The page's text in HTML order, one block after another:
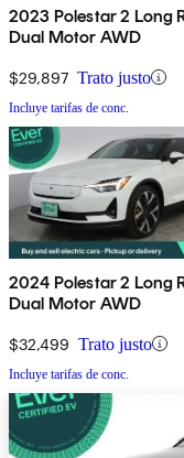
2023 Polestar 2 Long
Dual Motor AWD
$29,897 Trato justo
Incluye tarifas de conc.
2024 Polestar 2 Long
Dual Motor AWD
$32,499 Trato justo
Incluye tarifas de conc.